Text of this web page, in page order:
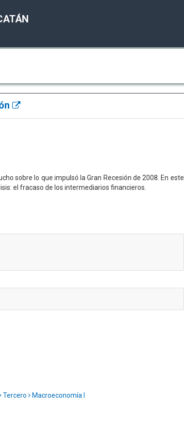
sobre lo que impulsó la Gran Recesión de 2008. En este
el fracaso de los intermediarios financieros.
Tercero Macroeconomía I